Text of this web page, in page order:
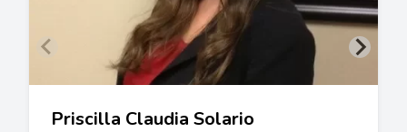
Priscilla Claudia Solario